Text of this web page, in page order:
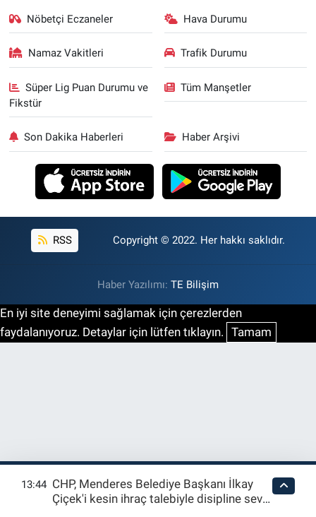
Nöbetçi Eczaneler Hava Durumu
Namaz Vakitleri Trafik Durumu
Süper Lig Puan Durumu ve
Fikstür
Tüm Manşetler
Son Dakika Haberleri Haber Arşivi
RSS Copyright © 2022. Her hakkı saklıdır.
Haber Yazılımı: TE Bilişim
En iyi site deneyimi sağlamak için çerezlerden
faydalanıyoruz. Detaylar için lütfen tıklayın. Tamam
13:44 CHP, Menderes Belediye Başkanı İlkay
Çiçek'i kesin ihraç talebiyle disipline sevk